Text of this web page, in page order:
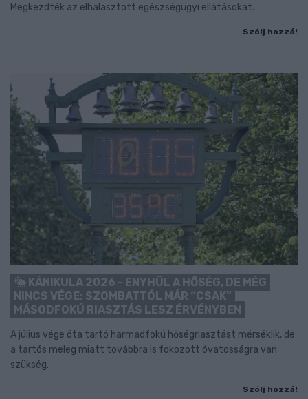
Megkezdték az elhalasztott egészségügyi ellátásokat.
Szólj hozzá!
KÁNIKULA 2026 - ENYHÜL A HŐSÉG, DE MÉG
NINCS VÉGE: SZOMBATTÓL MÁR “CSAK”
MÁSODFOKÚ RIASZTÁS LESZ ÉRVÉNYBEN
A július vége óta tartó harmadfokú hőségriasztást mérséklik, de
a tartós meleg miatt továbbra is fokozott óvatosságra van
szükség.
Szólj hozzá!